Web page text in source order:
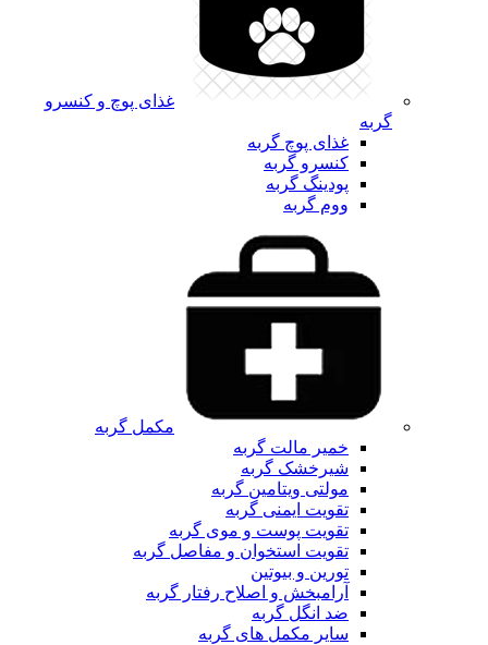
غذای پوچ و کنسرو
گربه
غذای پوچ گربه
کنسرو گربه
پودینگ گربه
ووم گربه
مکمل گربه
خمیر مالت گربه
شیرخشک گربه
مولتی ویتامین گربه
تقویت ایمنی گربه
تقویت پوست و موی گربه
تقویت استخوان و مفاصل گربه
تورین و بیوتین
آرامبخش و اصلاح رفتار گربه
ضد انگل گربه
سایر مکمل های گربه